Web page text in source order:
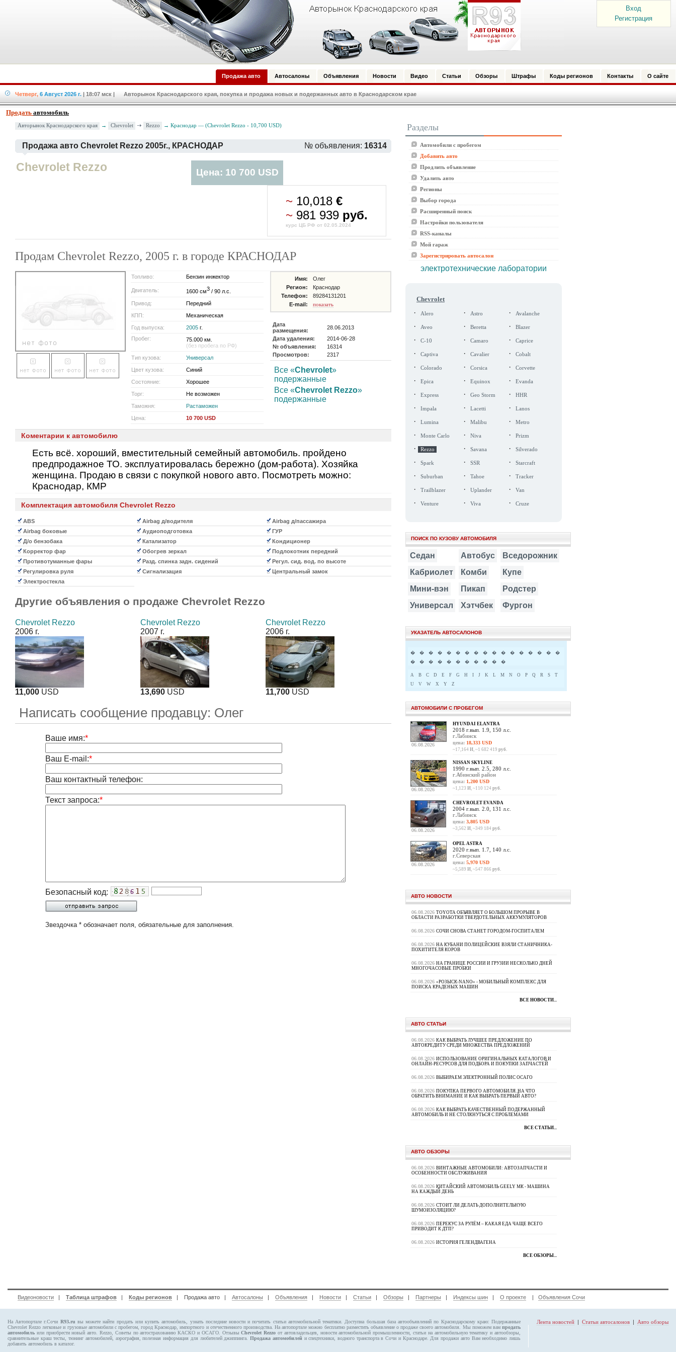
Вход
Регистрация
Продажа авто Автосалоны Объявления Новости Видео Статьи Обзоры Штрафы Коды регионов Контакты О сайте
Четверг, 6 Август 2026 г. | 18:07 мск | Авторынок Краснодарского края, покупка и продажа новых и подержанных авто в Краснодарском крае
Продать автомобиль
Авторынок Краснодарского края → Chevrolet Rezzo → Краснодар — (Chevrolet Rezzo - 10,700 USD)
Продажа авто Chevrolet Rezzo 2005г., КРАСНОДАР № объявления: 16314
Chevrolet Rezzo Цена: 10 700 USD
~ 10,018€
~ 981 939 руб.
курс ЦБ РФ от 02.05.2024
Продам Chevrolet Rezzo, 2005 г. в городе КРАСНОДАР
Топливо: Бензин инжектор
Двигатель: 1600 см3 / 90 л.с.
Привод:
Передний
КПП:
Механическая
Год выпуска:
2005 г.
Пробег:
75.000 км.
(без пробега по РФ)
Тип кузова:
Универсал
Цвет кузова:
Синий
Состояние:
Хорошее
Торг:
Не возможен
Таможня:
Растаможен
Цена:
10 700 USD
Имя:
Олег
Регион:
Краснодар
Телефон:
89284131201
E-mail:
показать
Дата
размещения:
28.06.2013
Дата удаления:
2014-06-28
№ объявления:
16314
Просмотров:
2317
Все «Chevrolet»
подержанные
Все «Chevrolet Rezzo»
подержанные
Коментарии к автомобилю
Есть всё. хороший, вместительный семейный автомобиль. пройдено
предпродажное ТО. эксплуатировалась бережно (дом-работа). Хозяйка
женщина. Продаю в связи с покупкой нового авто. Посмотреть можно:
Краснодар, КМР
Комплектация автомобиля Chevrolet Rezzo
ABS Airbag д/водителя
Airbag д/пассажира
Airbag боковые
Аудиоподготовка
ГУР
Д/о бензобака
Катализатор
Кондиционер
Корректор фар
Обогрев зеркал
Подлокотник передний
Противотуманные фары
Разд. спинка задн. сидений
Регул. сид. вод. по высоте
Регулировка руля
Сигнализация
Центральный замок
Электростекла
Другие объявления о продаже Chevrolet Rezzo
Chevrolet Rezzo
2006 г.
11,000 USD
Chevrolet Rezzo
2007 г.
13,690 USD
Chevrolet Rezzo
2006 г.
11,700 USD
Написать сообщение продавцу: Олег
Ваше имя:*
Ваш E-mail:*
Ваш контактный телефон:
Текст запроса:*
Безопасный код:
Звездочка * обозначает поля, обязательные для заполнения.
Разделы
Автомобили с пробегом
Добавить авто
Продлить объявление
Удалить авто
Регионы
Выбор города
Расширенный поиск
Настройки пользователя
RSS-каналы
Мой гараж
Зарегистрировать автосалон
электротехнические лаборатории
Chevrolet
· Alero · Astro · Avalanche
· Aveo · Beretta · Blazer
· C-10 · Camaro · Caprice
· Captiva · Cavalier · Cobalt
· Colorado · Corsica · Corvette
· Epica · Equinox · Evanda
· Express · Geo Storm · HHR
· Impala · Lacetti · Lanos
· Lumina · Malibu · Metro
· Monte Carlo · Niva · Prizm
· Rezzo · Savana · Silverado
· Spark · SSR · Starcraft
· Suburban · Tahoe · Tracker
· Trailblazer · Uplander · Van
· Venture · Viva · Cruze
ПОИСК ПО КУЗОВУ АВТОМОБИЛЯ
Седан Автобус
Вседорожник
Кабриолет
Комби
Купе
Мини-вэн
Пикап
Родстер
Универсал
Хэтчбек Фургон
УКАЗАТЕЛЬ АВТОСАЛОНОВ
� � � � � � � � � � � � � � � �
�
�
� � � � � � � � � �
A B C D E F G H I J K L M N O P Q R S
T
U
V W X Y Z
АВТОМОБИЛИ С ПРОБЕГОМ
06.08.2026
HYUNDAI ELANTRA
2018 г.вып. 1.9, 150 л.с.
г.Лабинск
цена: 18,333 USD
~17,164 И, ~1 682 419 руб.
06.08.2026
NISSAN SKYLINE
1990 г.вып. 2.5, 280 л.с.
г.Абинский район
цена: 1,200 USD
~1,123 И, ~110 124 руб.
06.08.2026
CHEVROLET EVANDA
2004 г.вып. 2.0, 131 л.с.
г.Лабинск
цена: 3,805 USD
~3,562 И, ~349 184 руб.
06.08.2026
OPEL ASTRA
2020 г.вып. 1.7, 140 л.с.
г.Северская
цена: 5,970 USD
~5,589 И, ~547 866 руб.
АВТО НОВОСТИ
06.08.2026 TOYOTA ОБЪЯВЛЯЕТ О БОЛЬШОМ ПРОРЫВЕ В
ОБЛАСТИ РАЗРАБОТКИ ТВЕРДОТЕЛЬНЫХ АККУМУЛЯТОРОВ
06.08.2026 СОЧИ СНОВА СТАНЕТ ГОРОДОМ-ГОСПИТАЛЕМ
06.08.2026 НА КУБАНИ ПОЛИЦЕЙСКИЕ ВЗЯЛИ СТАНИЧНИКА-
ПОХИТИТЕЛЯ КОРОВ
06.08.2026 НА ГРАНИЦЕ РОССИИ И ГРУЗИИ НЕСКОЛЬКО ДНЕЙ
МНОГОЧАСОВЫЕ ПРОБКИ
06.08.2026 «РОЗЫСК-NANO» - МОБИЛЬНЫЙ КОМПЛЕКС ДЛЯ
ПОИСКА КРАДЕНЫХ МАШИН
ВСЕ НОВОСТИ...
АВТО СТАТЬИ
06.08.2026 КАК ВЫБРАТЬ ЛУЧШЕЕ ПРЕДЛОЖЕНИЕ ПО
АВТОКРЕДИТУ СРЕДИ МНОЖЕСТВА ПРЕДЛОЖЕНИЙ
06.08.2026 ИСПОЛЬЗОВАНИЕ ОРИГИНАЛЬНЫХ КАТАЛОГОВ И
ОНЛАЙН-РЕСУРСОВ ДЛЯ ПОДБОРА И ПОКУПКИ ЗАПЧАСТЕЙ
06.08.2026 ВЫБИРАЕМ ЭЛЕКТРОННЫЙ ПОЛИС ОСАГО
06.08.2026 ПОКУПКА ПЕРВОГО АВТОМОБИЛЯ. НА ЧТО
ОБРАТИТЬ ВНИМАНИЕ И КАК ВЫБРАТЬ ПЕРВЫЙ АВТО?
06.08.2026 КАК ВЫБРАТЬ КАЧЕСТВЕННЫЙ ПОДЕРЖАННЫЙ
АВТОМОБИЛЬ И НЕ СТОЛКНУТЬСЯ С ПРОБЛЕМАМИ
ВСЕ СТАТЬИ...
АВТО ОБЗОРЫ
06.08.2026 ВИНТАЖНЫЕ АВТОМОБИЛИ: АВТОЗАПЧАСТИ И
ОСОБЕННОСТИ ОБСЛУЖИВАНИЯ
06.08.2026 КИТАЙСКИЙ АВТОМОБИЛЬ GEELY МК - МАШИНА
НА КАЖДЫЙ ДЕНЬ
06.08.2026 СТОИТ ЛИ ДЕЛАТЬ ДОПОЛНИТЕЛЬНУЮ
ШУМОИЗОЛЯЦИЮ?
06.08.2026 ПЕРЕКУС ЗА РУЛЁМ – КАКАЯ ЕДА ЧАЩЕ ВСЕГО
ПРИВОДИТ К ДТП?
06.08.2026 ИСТОРИЯ ГЕЛЕНДВАГЕНА
ВСЕ ОБЗОРЫ...
Видеоновости | Таблица штрафов | Коды регионов | Продажа авто | Автосалоны | Объявления | Новости | Статьи | Обзоры | Партнеры | Индексы шин | О проекте | Объявления Сочи
На Автопортале г.Сочи R93.ru вы можете найти продать или купить автомобиль, узнать последние новости и почитать статьи автомобильной тематики. Доступна большая база автообъявлений по Краснодарскому краю:Подержанные
Chevrolet Rezzo легковые и грузовые автомобили с пробегом, город Краснодар, импортного и отечественного производства. На автопортале можно бесплатно разместить объявлениео продаже своего автомобиля. Мы поможем вампродать
автомобиль или приобрести новый авто. Rezzo, Советы по автострахованию КАСКО и ОСАГО. ОтзывыChevrolet Rezzo от автовладельцев, новости автомобильной промышленности, статьи на автомобильную тематику и автообзоры,
сравнительные краш тесты, тюнинг автомобилей, аэрография, полезная информация для любителей джиппинга.Продажа автомобилейи спецтехники, водного транспорта в Сочи и Краснодаре.
Для продажи авто Вам необходимо лишь
добавить автомобиль в каталог.
Лента новостей | Статьи автосалонов | Авто обзоры